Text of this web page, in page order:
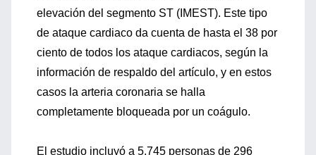
elevación del segmento ST (IMEST). Este tipo
de ataque cardiaco da cuenta de hasta el 38 por
ciento de todos los ataque cardiacos, según la
información de respaldo del artículo, y en estos
casos la arteria coronaria se halla
completamente bloqueada por un coágulo.
El estudio incluyó a 5,745 personas de 296